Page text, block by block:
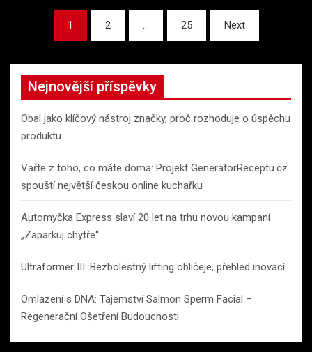
Stránkování
příspěvků
1 2 … 25 Next
Nejnovější příspěvky
Obal jako klíčový nástroj značky, proč rozhoduje o úspěchu
produktu
Vařte z toho, co máte doma: Projekt GeneratorReceptu.cz
spouští největší českou online kuchařku
Automyčka Express slaví 20 let na trhu novou kampaní
„Zaparkuj chytře“
Ultraformer III: Bezbolestný lifting obličeje, přehled inovací
Omlazení s DNA: Tajemství Salmon Sperm Facial –
Regenerační Ošetření Budoucnosti